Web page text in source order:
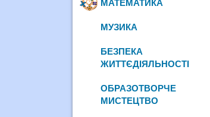
МАТЕМАТИКА
МУЗИКА
БЕЗПЕКА
ЖИТТЄДІЯЛЬНОСТІ
ОБРАЗОТВОРЧЕ
МИСТЕЦТВО